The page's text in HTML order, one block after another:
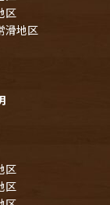
区
滑地区
区
区